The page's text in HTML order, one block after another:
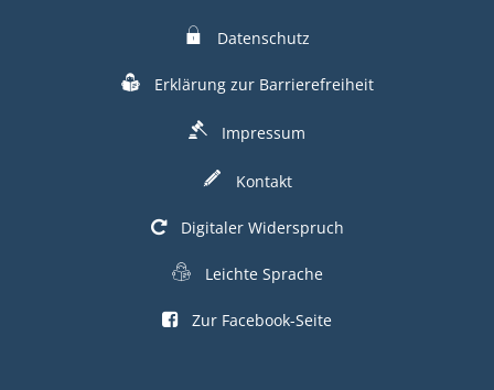
Datenschutz
Erklärung zur Barrierefreiheit
Impressum
Kontakt
Digitaler Widerspruch
Leichte Sprache
Zur Facebook-Seite